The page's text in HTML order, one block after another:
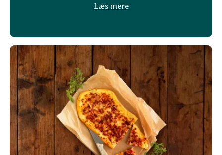
Læs mere